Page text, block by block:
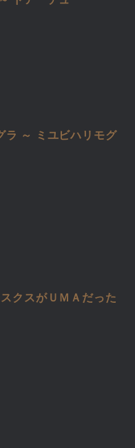
ラ ～ ミユビハリモグ
クスがＵＭＡだった